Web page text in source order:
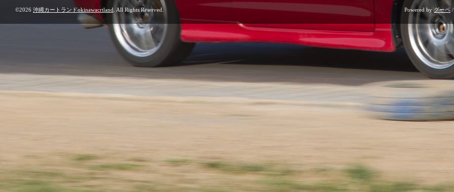
©2026 沖縄カートランドokinawacrtland . All Rights Reserved. Powered by グーペ